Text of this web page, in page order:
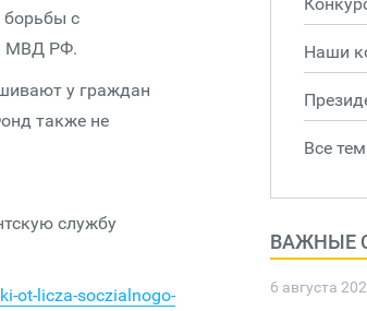
борьбы с
МВД РФ.
у граждан
также не
службу
ot-licza-soczialnogo-
Наши
Все
ВАЖНЫЕ
6 августа